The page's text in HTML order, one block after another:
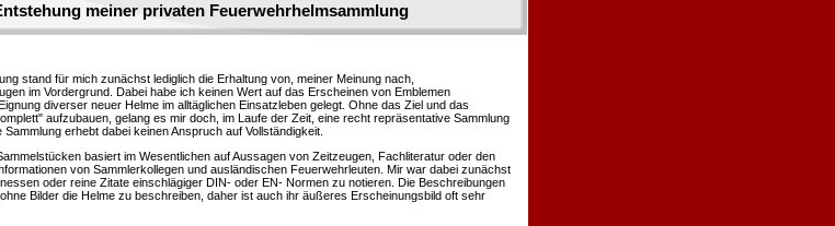
meiner privaten Feuerwehrhelmsammlung
stand für mich zunächst lediglich die Erhaltung von, meiner Meinung nach,
im Vordergrund. Dabei habe ich keinen Wert auf das Erscheinen von Emblemen
diverser neuer Helme im alltäglichen Einsatzleben gelegt. Ohne das Ziel und das
aufzubauen, gelang es mir doch, im Laufe der Zeit, eine recht repräsentative Sammlung
erhebt dabei keinen Anspruch auf Vollständigkeit.
basiert im Wesentlichen auf Aussagen von Zeitzeugen, Fachliteratur oder den
von Sammlerkollegen und ausländischen Feuerwehrleuten. Mir war dabei zunächst
oder reine Zitate einschlägiger DIN- oder EN- Normen zu notieren. Die Beschreibungen
Bilder die Helme zu beschreiben, daher ist auch ihr äußeres Erscheinungsbild oft sehr